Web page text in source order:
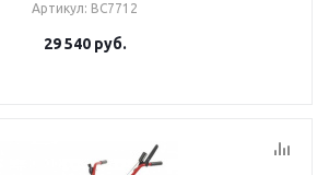
Артикул: BC7712
29 540руб.